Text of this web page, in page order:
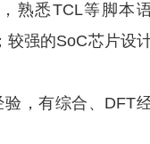
熟悉TCL等脚本
较强的SoC芯片设
，有综合、 DFT